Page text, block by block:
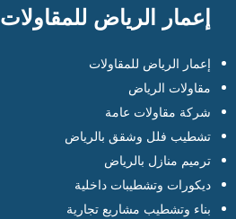
إعمار الرياض للمقاولات 0569557581
إعمار الرياض للمقاولات
مقاولات الرياض
شركة مقاولات عامة
تشطيب فلل وشقق بالرياض
ترميم منازل بالرياض
ديكورات وتشطيبات داخلية
بناء وتشطيب مشاريع تجارية